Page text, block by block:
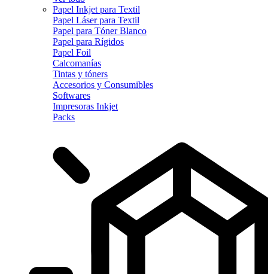
Papel Inkjet para Textil
Papel Láser para Textil
Papel para Tóner Blanco
Papel para Rígidos
Papel Foil
Calcomanías
Tintas y tóners
Accesorios y Consumibles
Softwares
Impresoras Inkjet
Packs